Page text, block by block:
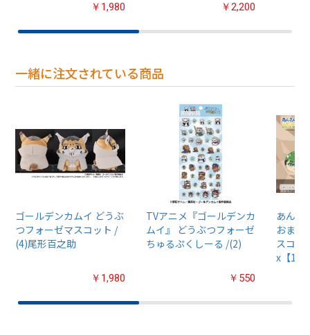
￥1,980 ￥2,200
一緒に注文されている商品
ゴールデンカムイ どうぶ
つフォーゼマスコット /
(4)尾形百之助
￥1,980
TVアニメ『ゴールデンカ
ムイ』 どうぶつフォーゼ
ちゅるぷくしーる /(2)
￥550
あんさ
おまん
スコッ
x【